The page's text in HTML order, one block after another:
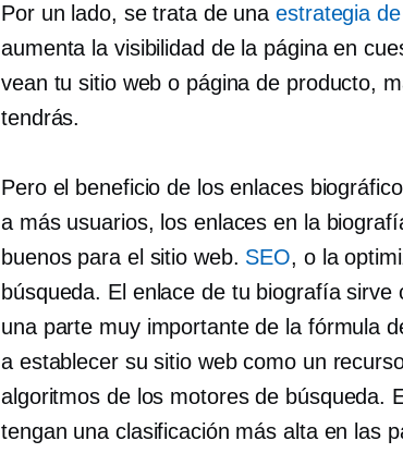
Por un lado, se trata de unaestrategia
aumenta la visibilidad de la página en
vean tu sitio web o página de producto,
tendrás.
Pero el beneficio de los enlaces
a más usuarios, los enlaces en la
buenos para el sitio web. SEO, o la
búsqueda. El enlace de tu biografía sirve
una parte muy importante de la fórmula
a establecer su sitio web como un
algoritmos de los motores de búsqueda.
tengan una clasificación más alta en las